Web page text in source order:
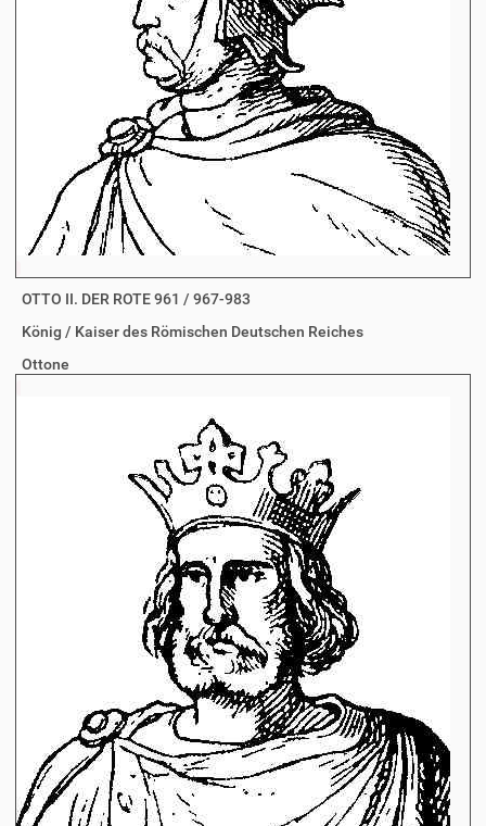
OTTO II. DER ROTE 961 / 967-983
König / Kaiser des Römischen Deutschen Reiches
Ottone